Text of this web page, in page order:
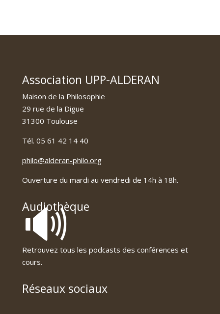
Association UPP-ALDERAN
Maison de la Philosophie
29 rue de la Digue
31300 Toulouse
Tél. 05 61 42 14 40
philo@alderan-philo.org
Ouverture du mardi au vendredi de 14h à 18h.
Audiothèque
🔊
Retrouvez tous les podcasts des conférences et
cours.
Réseaux sociaux